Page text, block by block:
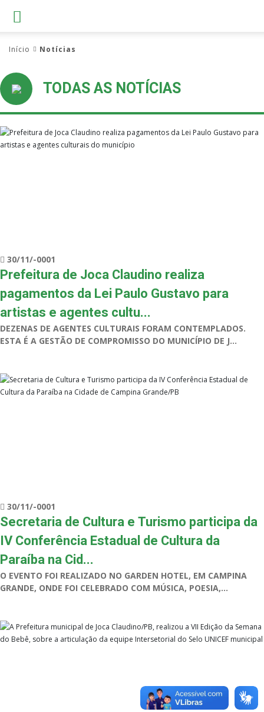
Início Notícias
TODAS AS NOTÍCIAS
30/11/-0001
Prefeitura de Joca Claudino realiza
pagamentos da Lei Paulo Gustavo para
artistas e agentes cultu...
DEZENAS DE AGENTES CULTURAIS FORAM CONTEMPLADOS.
ESTA É A GESTÃO DE COMPROMISSO DO MUNICÍPIO DE J...
30/11/-0001
Secretaria de Cultura e Turismo participa da
IV Conferência Estadual de Cultura da
Paraíba na Cid...
O EVENTO FOI REALIZADO NO GARDEN HOTEL, EM CAMPINA
GRANDE, ONDE FOI CELEBRADO COM MÚSICA, POESIA,...